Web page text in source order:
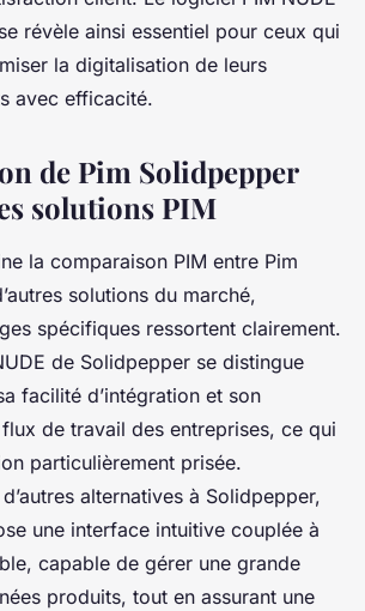
révèle ainsi essentiel pour ceux qui
la digitalisation de leurs
avec efficacité.
de Pim Solidpepper
solutions PIM
la comparaison PIM entre Pim
solutions du marché,
spécifiques ressortent clairement.
de Solidpepper se distingue
facilité d’intégration et son
de travail des entreprises, ce qui
particulièrement prisée.
alternatives à Solidpepper,
une interface intuitive couplée à
capable de gérer une grande
produits, tout en assurant une